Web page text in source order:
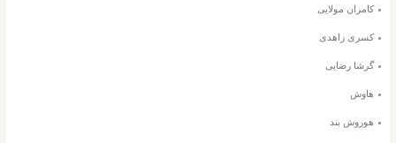
کامران مولایی
کسری زاهدی
گرشا رضایی
هاوش
هوروش بند